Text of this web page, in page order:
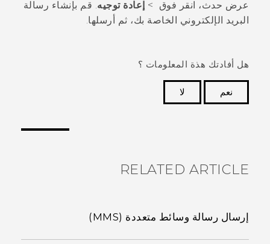
عرض حدث، انقر فوق
> إعادة توجيه. قم بإنشاء رسالة
البريد الإلكتروني الخاصة بك، ثم أرسلها.
هل أفادتك هذة المعلومات ؟
نعم
لا
RELATED ARTICLE
إرسال رسالة وسائط متعددة (MMS)